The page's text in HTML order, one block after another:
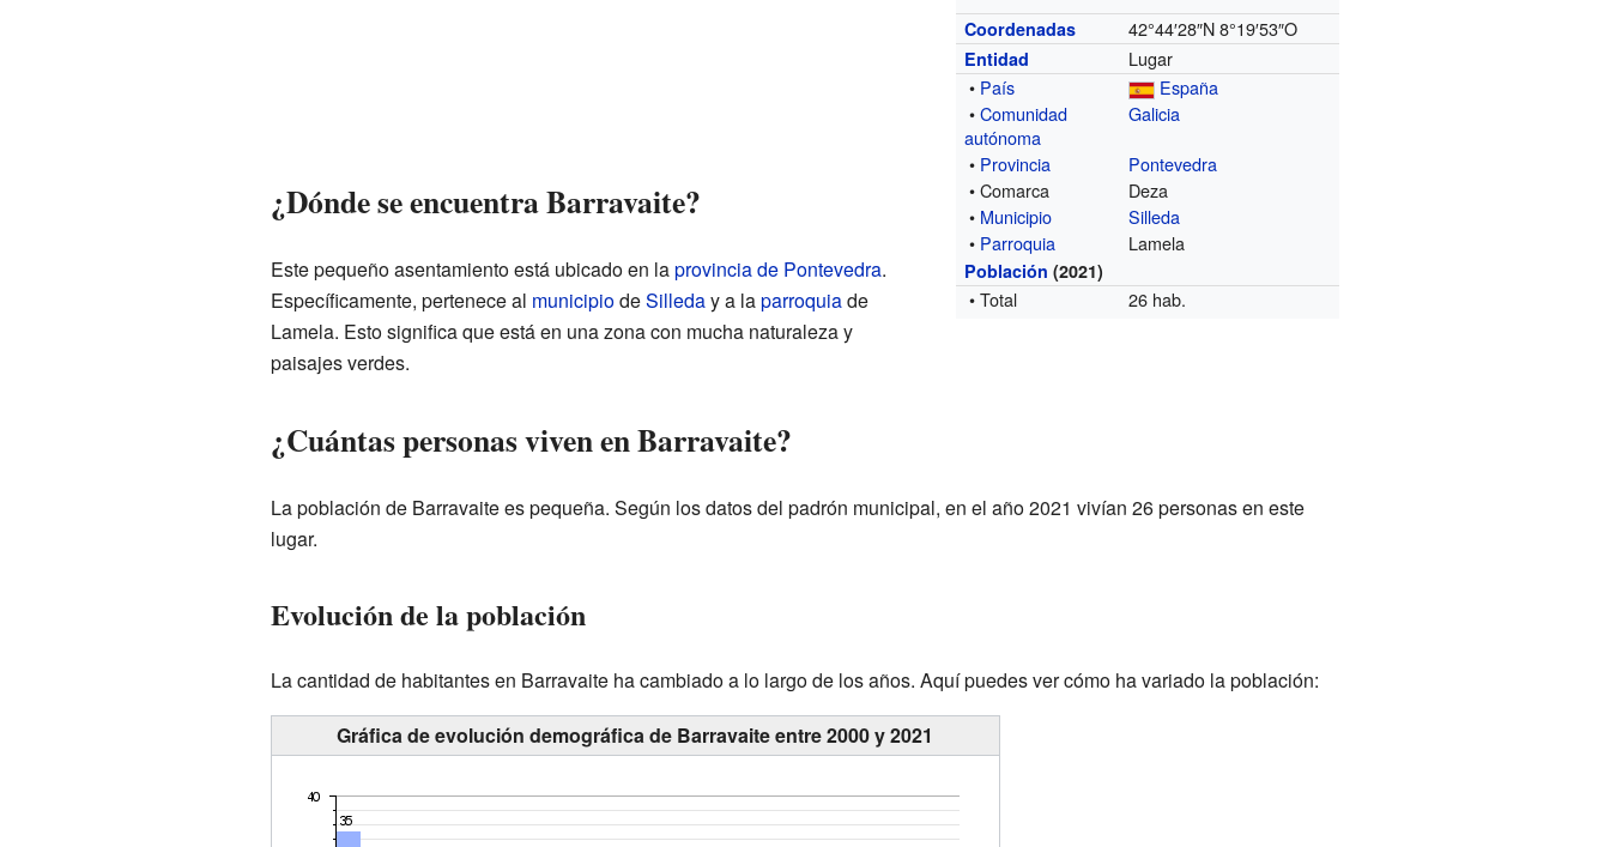
Coordenadas 42°44′28″N 8°19′53″O
Entidad
Lugar
• País
España
•Comunidad
autónoma
Galicia
• Provincia
Pontevedra
• Comarca
Deza
• Municipio
Silleda
• Parroquia Lamela
Población (2021)
• Total 26 hab.
¿Dónde se encuentra Barravaite?
Este pequeño asentamiento está ubicado en laprovincia de Pontevedra.
Específicamente, pertenece al municipiodeSilleday a laparroquiade
Lamela. Esto significa que está en una zona con mucha naturaleza y
paisajes verdes.
¿Cuántas personas viven en Barravaite?
La población de Barravaite es pequeña. Según los datos del padrón municipal, en el año 2021 vivían 26 personas en este
lugar.
Evolución de la población
La cantidad de habitantes en Barravaite ha cambiado a lo largo de los años. Aquí puedes ver cómo ha variado la población:
Gráfica de evolución demográfica de Barravaite entre 2000 y 2021